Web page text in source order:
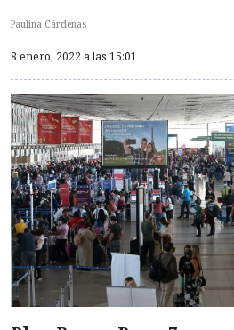
Paulina Cárdenas
8 enero, 2022 a las 15:01